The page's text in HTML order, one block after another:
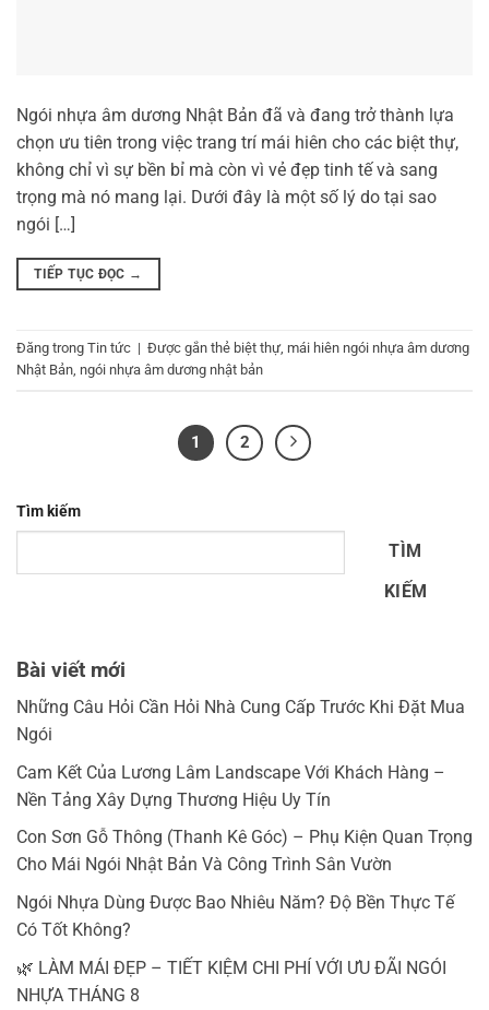
Ngói nhựa âm dương Nhật Bản đã và đang trở thành lựa
chọn ưu tiên trong việc trang trí mái hiên cho các biệt thự,
không chỉ vì sự bền bỉ mà còn vì vẻ đẹp tinh tế và sang
trọng mà nó mang lại. Dưới đây là một số lý do tại sao
ngói […]
TIẾP TỤC ĐỌC →
Đăng trong Tin tức | Được gắn thẻ biệt thự, mái hiên ngói nhựa âm dương
Nhật Bản, ngói nhựa âm dương nhật bản
1 2
Tìm kiếm
TÌM
KIẾM
Bài viết mới
Những Câu Hỏi Cần Hỏi Nhà Cung Cấp Trước Khi Đặt Mua
Ngói
Cam Kết Của Lương Lâm Landscape Với Khách Hàng –
Nền Tảng Xây Dựng Thương Hiệu Uy Tín
Con Sơn Gỗ Thông (Thanh Kê Góc) – Phụ Kiện Quan Trọng
Cho Mái Ngói Nhật Bản Và Công Trình Sân Vườn
Ngói Nhựa Dùng Được Bao Nhiêu Năm? Độ Bền Thực Tế
Có Tốt Không?
🌿 LÀM MÁI ĐẸP – TIẾT KIỆM CHI PHÍ VỚI ƯU ĐÃI NGÓI
NHỰA THÁNG 8